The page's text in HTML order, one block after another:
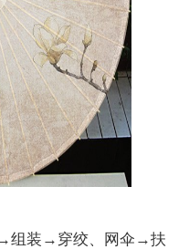
组装→穿绞、网伞→扶